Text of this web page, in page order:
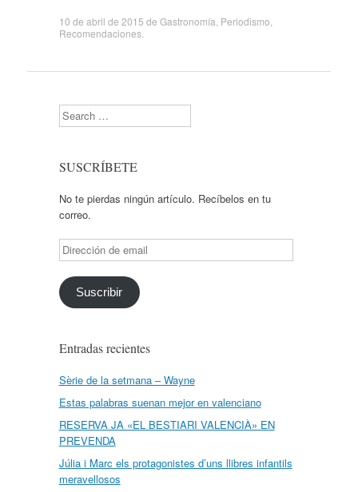
10 de abril de 2015 de Gastronomía Periodismo
Recomendaciones.
Search
SUSCRÍBETE
No te pierdas ningún artículo. Recíbelos en tu
correo.
Dirección
de
email
Suscribir
Entradas recientes
Sèrie de la setmana – Wayne
Estas palabras suenan mejor en valenciano
RESERVA JA «EL BESTIARI VALENCIÀ» EN
PREVENDA
Júlia i Marc els protagonistes d’uns llibres infantils
meravellosos